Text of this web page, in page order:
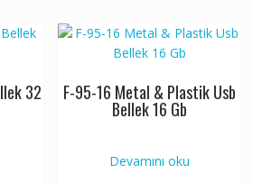
32 F-95-16 Metal & Plastik Usb
Bellek 16 Gb
Devamını oku